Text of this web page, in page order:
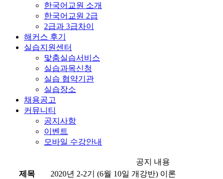
한국어교원 소개
한국어교원 2급
2급과 3급차이
해커스 후기
실습지원센터
맟춤실습서비스
실습과목신청
실습 협약기관
실습장소
채용공고
커뮤니티
공지사항
이벤트
모바일 수강안내
공지 내용
제목
2020년 2-2기 (6월 10일 개강반) 이론